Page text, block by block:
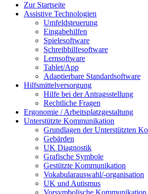
Zur Startseite
Assistive Technologien
Umfeldsteuerung
Eingabehilfen
Spielesoftware
Schreibhilfesoftware
Lernsoftware
Tablet/App
Adaptierbare Standardsoftware
Hilfsmittelversorgung
Hilfe bei der Antragsstellung
Rechtliche Fragen
Ergonomie / Arbeitsplatzgestaltung
Unterstützte Kommunikation
Grundlagen der Unterstützten
Gebärden
UK Diagnostik
Grafische Symbole
Gestützte Kommunikation
Vokabularauswahl/-organisation
UK und Autismus
Vorsymbolische Kommunikation